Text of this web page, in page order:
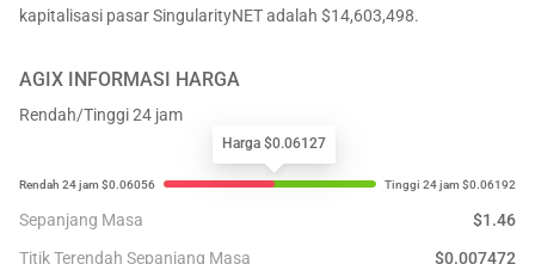
kapitalisasi pasar SingularityNET adalah $14,603,498.
AGIX INFORMASI HARGA
Rendah/Tinggi 24 jam
Harga $0.06127
Sepanjang Masa $1.46
Titik Terendah Sepanjang Masa
$0.007472